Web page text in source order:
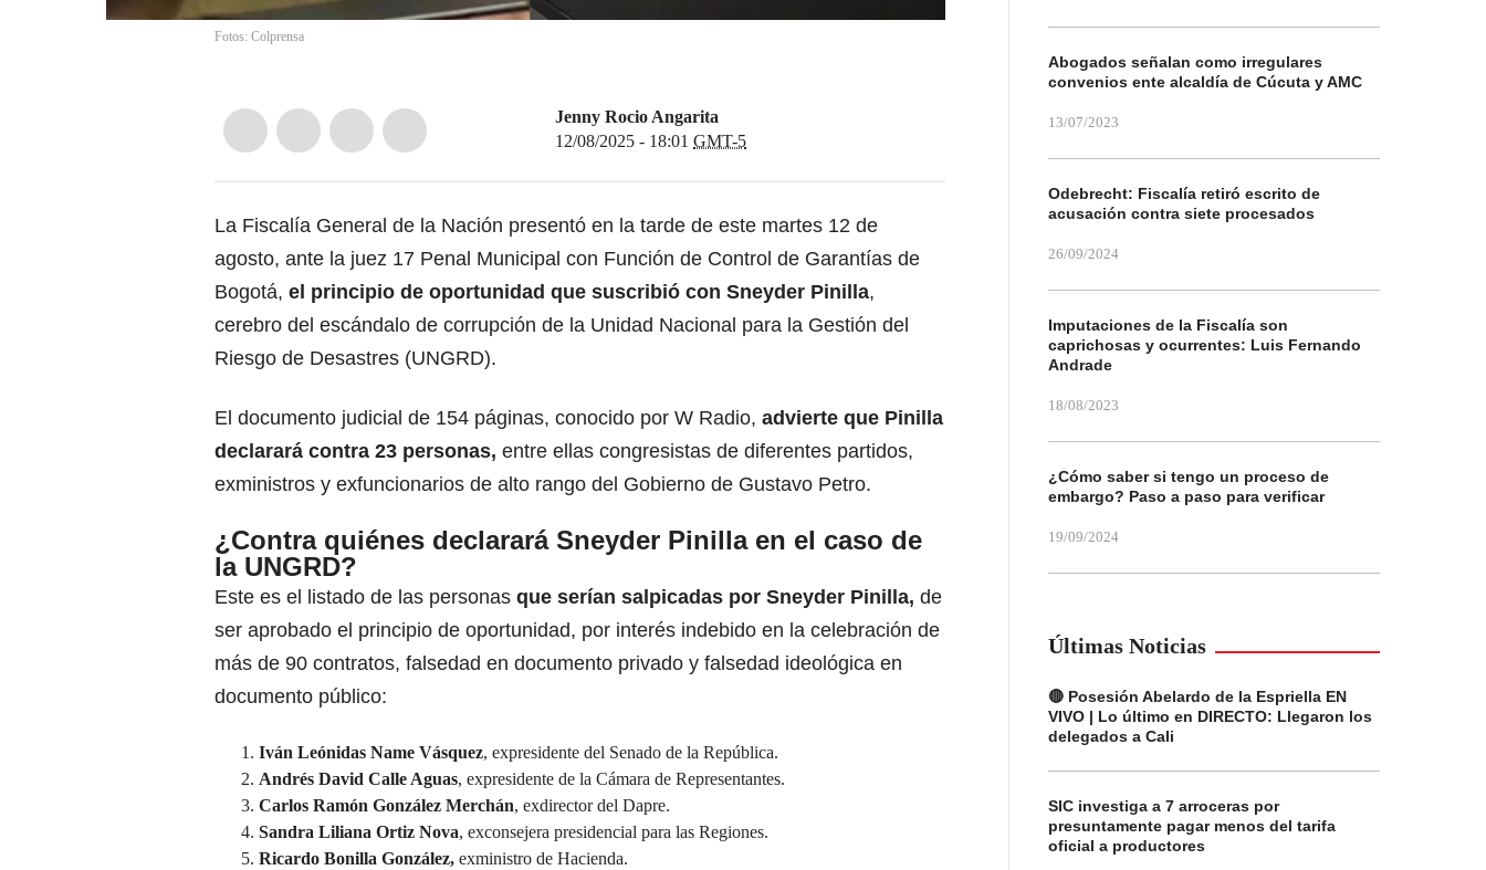
Fotos: Colprensa
Jenny Rocio Angarita
12/08/2025 - 18:01 GMT-5
La Fiscalía General de la Nación presentó en la tarde de este martes 12 de
agosto, ante la juez 17 Penal Municipal con Función de Control de Garantías de
Bogotá, el principio de oportunidad que suscribió con Sneyder Pinilla,
cerebro del escándalo de corrupción de la Unidad Nacional para la Gestión del
Riesgo de Desastres (UNGRD).
El documento judicial de 154 páginas, conocido por W Radio, advierte que Pinilla
declarará contra 23 personas, entre ellas congresistas de diferentes partidos,
exministros y exfuncionarios de alto rango del Gobierno de Gustavo Petro.
¿Contra quiénes declarará Sneyder Pinilla en el caso de
la UNGRD?
Este es el listado de las personas que serían salpicadas por Sneyder Pinilla, de
ser aprobado el principio de oportunidad, por interés indebido en la celebración de
más de 90 contratos, falsedad en documento privado y falsedad ideológica en
documento público:
Iván Leónidas Name Vásquez, expresidente del Senado de la República.
Andrés David Calle Aguas, expresidente de la Cámara de Representantes.
Carlos Ramón González Merchán, exdirector del Dapre.
Sandra Liliana Ortiz Nova, exconsejera presidencial para las Regiones.
Ricardo Bonilla González, exministro de Hacienda.
Abogados señalan como irregulares
convenios ente alcaldía de Cúcuta y AMC
13/07/2023
Odebrecht: Fiscalía retiró escrito de
acusación contra siete procesados
26/09/2024
Imputaciones de la Fiscalía son
caprichosas y ocurrentes: Luis Fernando
Andrade
18/08/2023
¿Cómo saber si tengo un proceso de
embargo? Paso a paso para verificar
19/09/2024
Últimas Noticias
🔴 Posesión Abelardo de la Espriella EN
VIVO | Lo último en DIRECTO: Llegaron los
delegados a Cali
SIC investiga a 7 arroceras por
presuntamente pagar menos del tarifa
oficial a productores